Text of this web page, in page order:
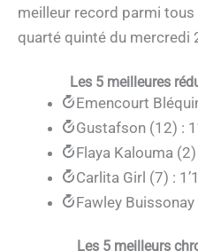
meilleur record parmi
quarté quinté du mercredi
Les 5 meilleures
Emencourt
Gustafson (12) :
Flaya Kalouma (2)
Carlita Girl (7) :
Fawley Buissonay
Les 5 meilleurs